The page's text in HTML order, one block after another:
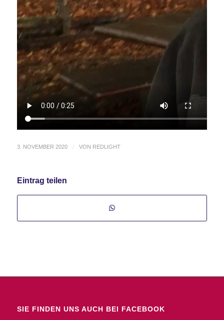
3. NOVEMBER 2020 / VON REDLIGHT
Eintrag teilen
SIE FINDEN UNS AUCH BEI FACEBOOK